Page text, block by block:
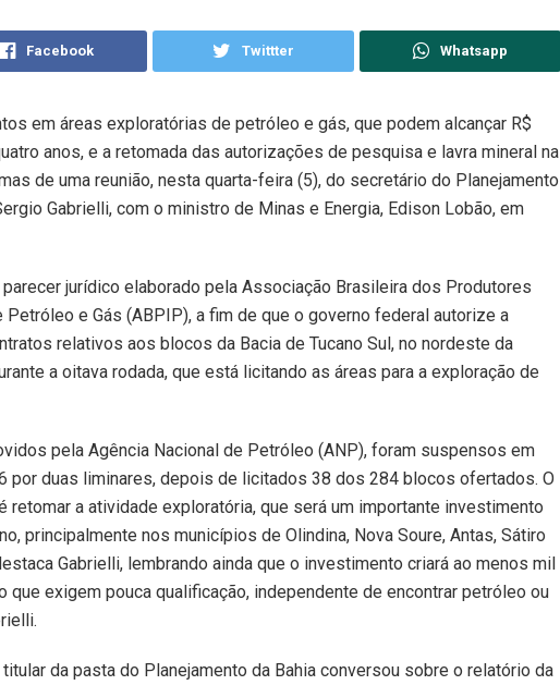
Facebook Twittter Whatsapp
em áreas exploratórias de petróleo e gás, que podem alcançar R$
anos, e a retomada das autorizações de pesquisa e lavra mineral na
de uma reunião, nesta quarta-feira (5), do secretário do Planejamento
Gabrielli, com o ministro de Minas e Energia, Edison Lobão, em
jurídico elaborado pela Associação Brasileira dos Produtores
Petróleo e Gás (ABPIP), a fim de que o governo federal autorize a
relativos aos blocos da Bacia de Tucano Sul, no nordeste da
a oitava rodada, que está licitando as áreas para a exploração de
pela Agência Nacional de Petróleo (ANP), foram suspensos em
por duas liminares, depois de licitados 38 dos 284 blocos ofertados. O
retomar a atividade exploratória, que será um importante investimento
principalmente nos municípios de Olindina, Nova Soure, Antas, Sátiro
Gabrielli, lembrando ainda que o investimento criará ao menos mil
que exigem pouca qualificação, independente de encontrar petróleo ou
da pasta do Planejamento da Bahia conversou sobre o relatório da